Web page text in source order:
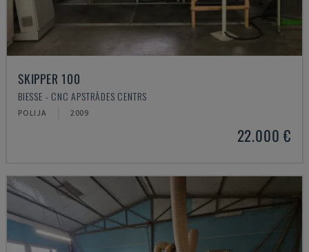
SKIPPER 100
BIESSE - CNC APSTRĀDES CENTRS
POLIJA 2009
22.000 €